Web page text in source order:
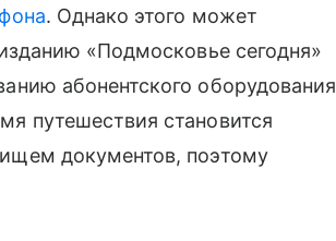
. Однако этого может
«Подмосковье сегодня»
абонентского оборудования
путешествия становится
документов, поэтому